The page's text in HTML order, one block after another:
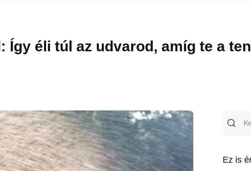
Így éli túl az udvarod, amíg te a
Ez is